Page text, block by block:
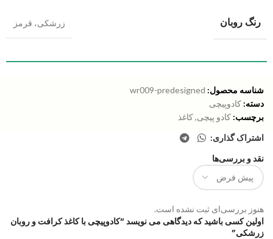
رنگ روبان زرشکی، قرمز
شناسه محصول: wr009-predesigned
دسته: کادوپیچی
برچسب: کادو پیچی,کاغذ
اشتراک گذاری:
نقد و بررسی‌ها
هنوز بررسی‌ای ثبت نشده است.
اولین کسی باشید که دیدگاهی می نویسد “کادوپیچی با کاغذ کرافت و روبان
زرشکی”